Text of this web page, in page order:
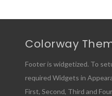
Colorway
Footer is widgetized. To
required Widgets in
First, Second, Third and